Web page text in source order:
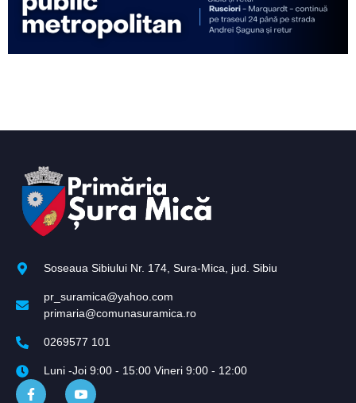
Soseaua Sibiului Nr. 174, Sura-Mica, jud. Sibiu
pr_suramica@yahoo.com
primaria@comunasuramica.ro
0269577 101
Luni -Joi 9:00 - 15:00 Vineri 9:00 - 12:00